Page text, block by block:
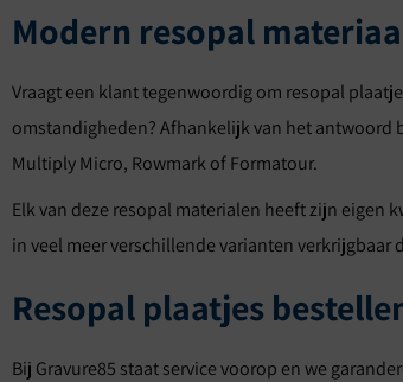
Modern resopal
Vraagt een klant tegenwoordig om resopal
omstandigheden? Afhankelijk van het antwoord
Multiply Micro, Rowmark of Formatour.
Elk van deze resopal materialen heeft zijn eigen
in veel meer verschillende varianten
Resopal plaatjes
Bij Gravure85 staat service voorop en we